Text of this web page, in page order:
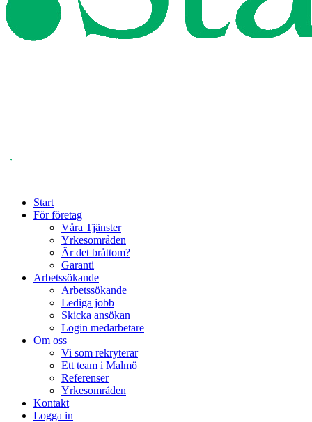
Start
För företag
Våra Tjänster
Yrkesområden
Är det bråttom?
Garanti
Arbetssökande
Arbetssökande
Lediga jobb
Skicka ansökan
Login medarbetare
Om oss
Vi som rekryterar
Ett team i Malmö
Referenser
Yrkesområden
Kontakt
Logga in